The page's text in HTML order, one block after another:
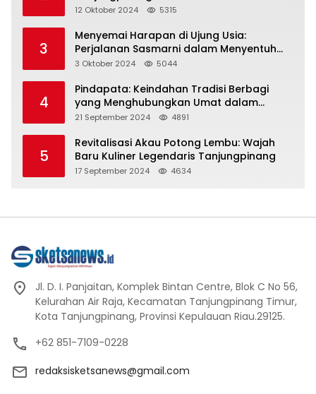
Representasi
12 Oktober 2024 5315
3
Menyemai Harapan di Ujung Usia:
Perjalanan Sasmarni dalam Menyentuh
Hati dan Jiwa
3 Oktober 2024 5044
4
Pindapata: Keindahan Tradisi Berbagi
yang Menghubungkan Umat dalam
Spiritualitas dan Kebersamaan dalam
21 September 2024 4891
5
Revitalisasi Akau Potong Lembu: Wajah
Baru Kuliner Legendaris Tanjungpinang
17 September 2024 4634
Jl. D. I. Panjaitan, Komplek Bintan Centre, Blok C No 56,
Kelurahan Air Raja, Kecamatan Tanjungpinang Timur,
Kota Tanjungpinang, Provinsi Kepulauan Riau.29125.
+62 851-7109-0228
redaksisketsanews@gmail.com